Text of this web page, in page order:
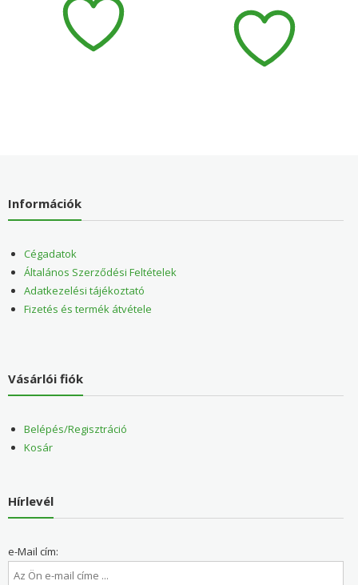
Információk
Cégadatok
Általános Szerződési Feltételek
Adatkezelési tájékoztató
Fizetés és termék átvétele
Vásárlói fiók
Belépés/Regisztráció
Kosár
Hírlevél
e-Mail cím: